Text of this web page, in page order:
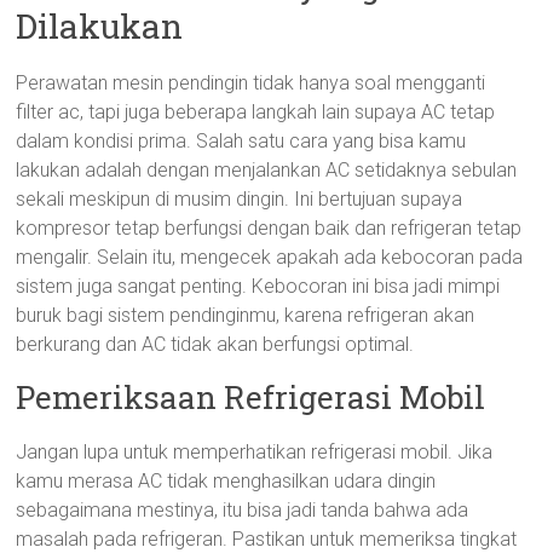
Dilakukan
Perawatan mesin pendingin tidak hanya soal mengganti
filter ac, tapi juga beberapa langkah lain supaya AC tetap
dalam kondisi prima. Salah satu cara yang bisa kamu
lakukan adalah dengan menjalankan AC setidaknya sebulan
sekali meskipun di musim dingin. Ini bertujuan supaya
kompresor tetap berfungsi dengan baik dan refrigeran tetap
mengalir. Selain itu, mengecek apakah ada kebocoran pada
sistem juga sangat penting. Kebocoran ini bisa jadi mimpi
buruk bagi sistem pendinginmu, karena refrigeran akan
berkurang dan AC tidak akan berfungsi optimal.
Pemeriksaan Refrigerasi Mobil
Jangan lupa untuk memperhatikan refrigerasi mobil. Jika
kamu merasa AC tidak menghasilkan udara dingin
sebagaimana mestinya, itu bisa jadi tanda bahwa ada
masalah pada refrigeran. Pastikan untuk memeriksa tingkat